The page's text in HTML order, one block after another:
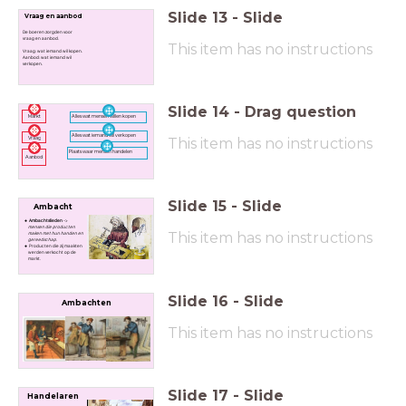
Vraag en aanbod
De boeren zorgden voor
vraag en aanbod.
Vraag: wat iemand wil kopen.
Aanbod: wat iemand wil
verkopen.
Slide 13 - Slide
This item has no instructions
Markt
Vraag
Aanbod
Alles wat mensen willen kopen
Alles wat iemand wil verkopen
Plaats waar mensen handelen
Slide 14 - Drag question
This item has no instructions
Ambacht
Ambachtslieden->
mensen die producten
maken met hun handen en
gereedschap.
Producten die zij maakten
werden verkocht op de
markt.
Slide 15 - Slide
This item has no instructions
Ambachten Slide 16 - Slide
This item has no instructions
Handelaren Slide 17 - Slide